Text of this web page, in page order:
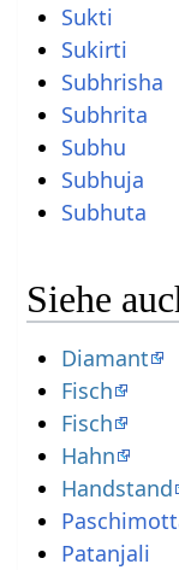
Sukti
Sukirti
Subhrisha
Subhrita
Subhu
Subhuja
Subhuta
Siehe
Diamant
Fisch
Fisch
Hahn
Handstand
Patanjali